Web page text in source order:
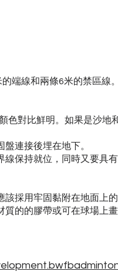
端線和兩條6米的禁區線
色對比鮮明。如果是沙地
連接後埋在地下。
線保持就位，同時又要具
該採用牢固黏附在地面上
質的的膠帶或可在球場上